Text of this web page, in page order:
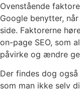
Ovenstående
Google benytter,
side. Faktorerne
on-page SEO, som
påvirke og ændre
Der findes dog
som man ikke selv